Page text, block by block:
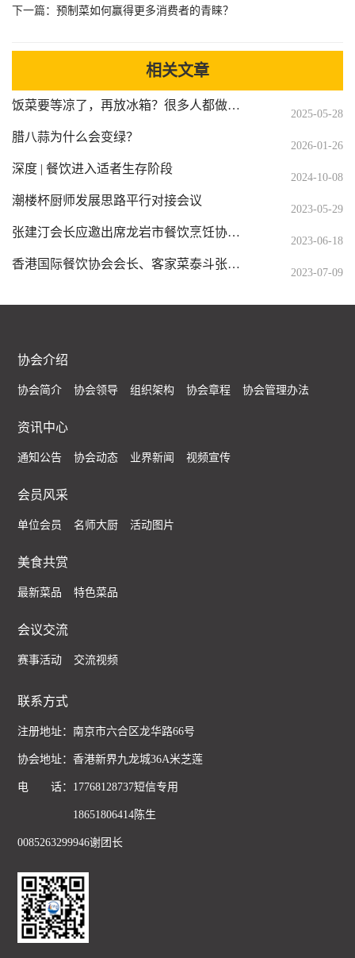
下一篇： 预制菜如何赢得更多消费者的青睐？
相关文章
饭菜要等凉了，再放冰箱？很多人都做错了
2025-05-28
腊八蒜为什么会变绿？
2026-01-26
深度 | 餐饮进入适者生存阶段
2024-10-08
潮楼杯厨师发展思路平行对接会议
2023-05-29
张建汀会长应邀出席龙岩市餐饮烹饪协会成立大会
2023-06-18
香港国际餐饮协会会长、客家菜泰斗张建汀
2023-07-09
协会介绍
协会简介 协会领导 组织架构 协会章程 协会管理办法
资讯中心
通知公告 协会动态 业界新闻 视频宣传
会员风采
单位会员 名师大厨 活动图片
美食共赏
最新菜品 特色菜品
会议交流
赛事活动 交流视频
联系方式
注册地址：南京市六合区龙华路66号
协会地址：香港新界九龙城36A米芝莲
电 话：17768128737短信专用
18651806414陈生
0085263299946谢团长